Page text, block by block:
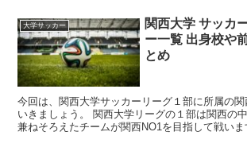
大学サッカー
関西大学 サッカ
ー一覧 出身校や
とめ
今回は、関西大学サッカーリーグ１部に所属の
いきましょう。 関西大学リーグの１部は関西の
兼ねそろえたチームが関西NO1を目指して戦いま